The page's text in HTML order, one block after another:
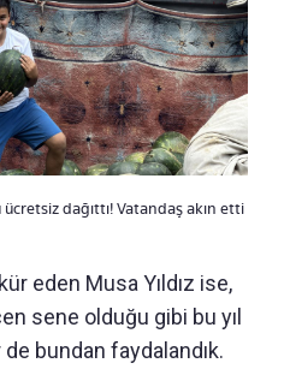
dağıttı! Vatandaş akın etti
eden Musa Yıldız ise,
sene olduğu gibi bu yıl
bundan faydalandık.